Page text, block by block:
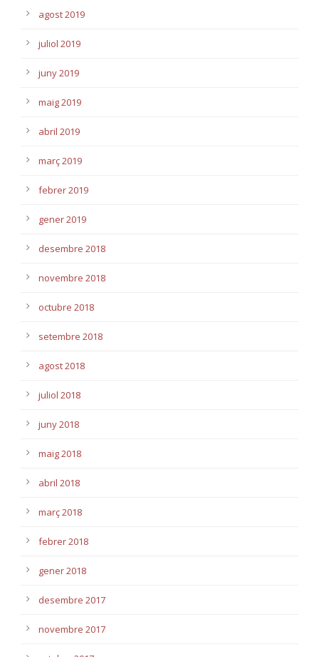
agost 2019
juliol 2019
juny 2019
maig 2019
abril 2019
març 2019
febrer 2019
gener 2019
desembre 2018
novembre 2018
octubre 2018
setembre 2018
agost 2018
juliol 2018
juny 2018
maig 2018
abril 2018
març 2018
febrer 2018
gener 2018
desembre 2017
novembre 2017